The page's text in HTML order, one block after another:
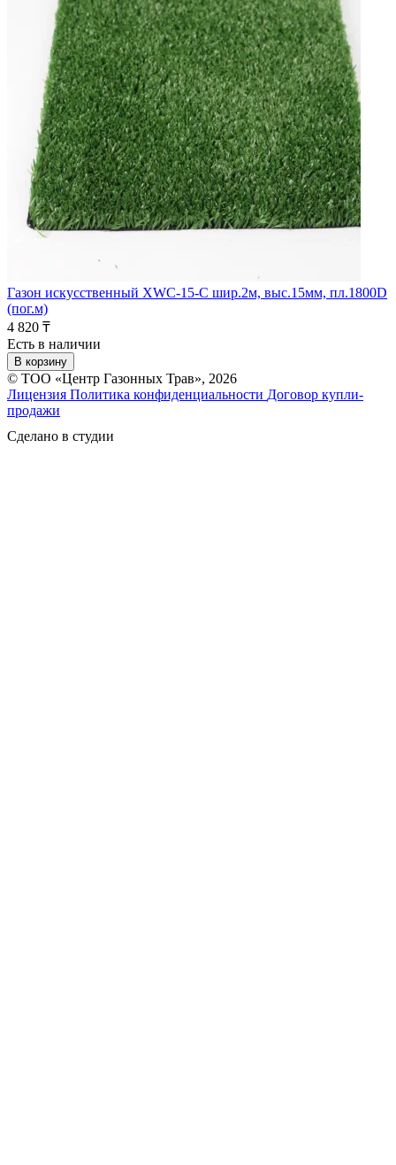
Газон искусственный XWC-15-C шир.2м, выс.15мм, пл.1800D
(пог.м)
4 820 ₸
Есть в наличии
В корзину
© ТОО «Центр Газонных Трав», 2026
Лицензия Политика конфиденциальности Договор купли-
продажи
Сделано в студии